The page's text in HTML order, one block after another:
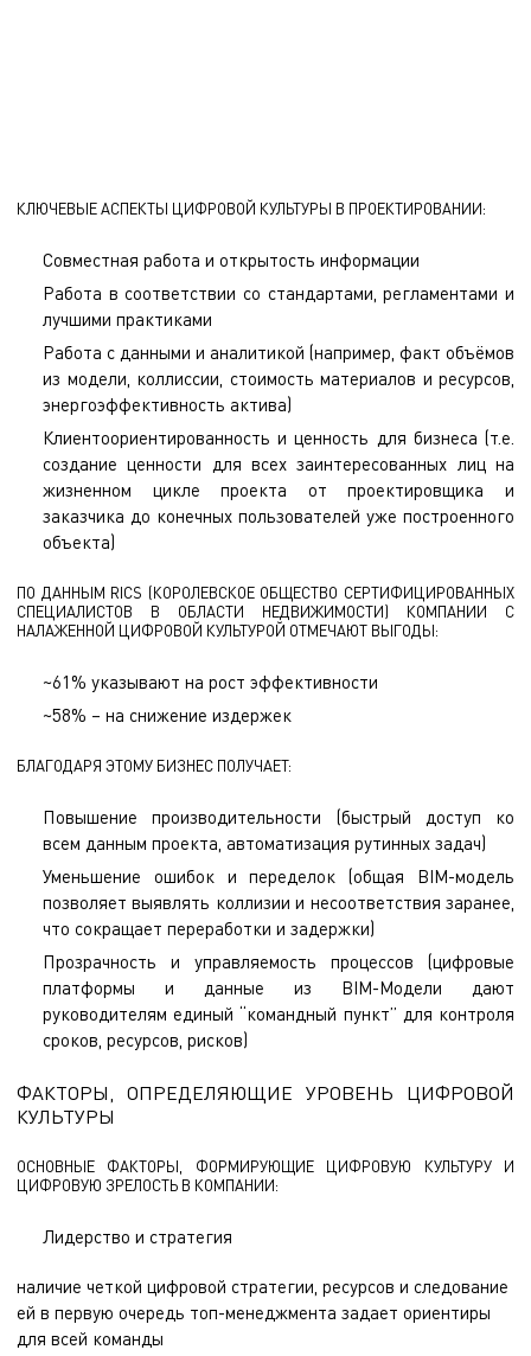
КЛЮЧЕВЫЕ АСПЕКТЫ ЦИФРОВОЙ КУЛЬТУРЫ В ПРОЕКТИРОВАНИИ:
Совместная работа и открытость информации
Работа в соответствии со стандартами, регламентами и
лучшими практиками
Работа с данными и аналитикой (например, факт объёмов
из модели, коллиссии, стоимость материалов и ресурсов,
энергоэффективность актива)
Клиентоориентированность и ценность для бизнеса (т.е.
создание ценности для всех заинтересованных лиц на
жизненном цикле проекта от проектировщика и
заказчика до конечных пользователей уже построенного
объекта)
ПО ДАННЫМ RICS (КОРОЛЕВСКОЕ ОБЩЕСТВО СЕРТИФИЦИРОВАННЫХ
СПЕЦИАЛИСТОВ В ОБЛАСТИ НЕДВИЖИМОСТИ) КОМПАНИИ С
НАЛАЖЕННОЙ ЦИФРОВОЙ КУЛЬТУРОЙ ОТМЕЧАЮТ ВЫГОДЫ:
~61% указывают на рост эффективности
~58% – на снижение издержек
БЛАГОДАРЯ ЭТОМУ БИЗНЕС ПОЛУЧАЕТ:
Повышение производительности (быстрый доступ ко
всем данным проекта, автоматизация рутинных задач)
Уменьшение ошибок и переделок (общая BIM-модель
позволяет выявлять коллизии и несоответствия заранее,
что сокращает переработки и задержки)
Прозрачность и управляемость процессов (цифровые
платформы и данные из BIM-Модели дают
руководителям единый “командный пункт” для контроля
сроков, ресурсов, рисков)
ФАКТОРЫ, ОПРЕДЕЛЯЮЩИЕ УРОВЕНЬ ЦИФРОВОЙ
КУЛЬТУРЫ
ОСНОВНЫЕ ФАКТОРЫ, ФОРМИРУЮЩИЕ ЦИФРОВУЮ КУЛЬТУРУ И
ЦИФРОВУЮ ЗРЕЛОСТЬ В КОМПАНИИ:
Лидерство и стратегия
наличие четкой цифровой стратегии, ресурсов и следование
ей в первую очередь топ-менеджмента задает ориентиры
для всей команды